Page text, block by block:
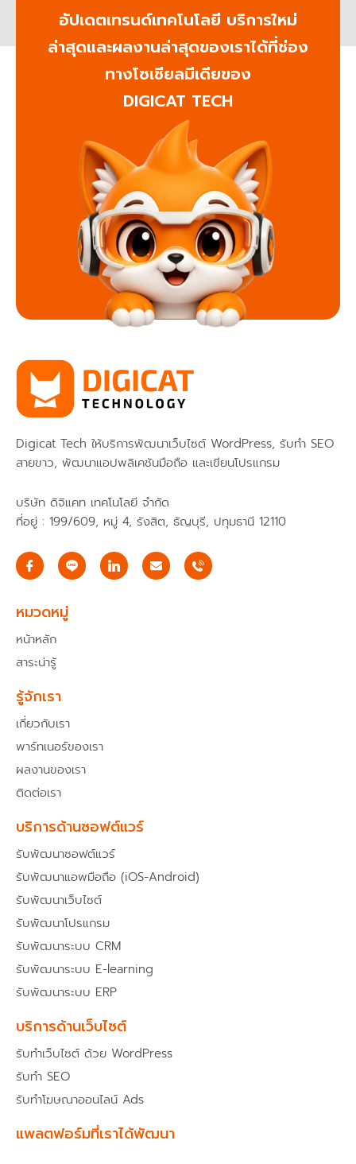
อัปเดตเทรนด์เทคโนโลยี บริการใหม่
ล่าสุดและผลงานล่าสุดของเราได้ที่ช่อง
ทางโซเชียลมีเดียของ
DIGICAT TECH
Digicat Tech ให้บริการพัฒนาเว็บไซต์ WordPress, รับทำ SEO
สายขาว, พัฒนาแอปพลิเคชันมือถือ และเขียนโปรแกรม
บริษัท ดิจิแคท เทคโนโลยี จำกัด
ที่อยู่ : 199/609, หมู่ 4, รังสิต, ธัญบุรี, ปทุมธานี 12110
I
c
o
-
f
c
b
o
k
E
n
v
หมวดหมู่
หน้าหลัก
สาระน่ารู้
รู้จักเรา
เกี่ยวกับเรา
พาร์ทเนอร์ของเรา
ผลงานของเรา
ติดต่อเรา
บริการด้านซอฟต์แวร์
รับพัฒนาซอฟต์แวร์
รับพัฒนาแอพมือถือ (iOS-Android)
รับพัฒนาเว็บไซต์
รับพัฒนาโปรแกรม
รับพัฒนาระบบ CRM
รับพัฒนาระบบ E-learning
รับพัฒนาระบบ ERP
บริการด้านเว็บไซต์
รับทำเว็บไซต์ ด้วย WordPress
รับทำ SEO
รับทำโฆษณาออนไลน์ Ads
แพลตฟอร์มที่เราได้พัฒนา